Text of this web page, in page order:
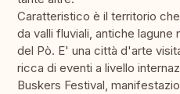
Caratteristico è il territorio
da valli fluviali, antiche
del Pò. E' una città d'arte
ricca di eventi a livello
Buskers Festival,